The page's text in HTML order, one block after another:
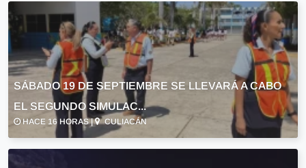
SÁBADO 19 DE SEPTIEMBRE SE LLEVARÁ A CABO
EL SEGUNDO SIMULAC...
HACE 16 HORAS | CULIACÁN